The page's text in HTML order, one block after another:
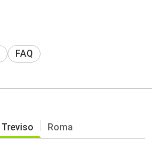
FAQ
Treviso Roma